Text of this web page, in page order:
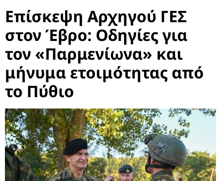
Επίσκεψη Αρχηγού ΓΕΣ
στον Έβρο: Οδηγίες για
τον «Παρμενίωνα» και
μήνυμα ετοιμότητας από
το Πύθιο